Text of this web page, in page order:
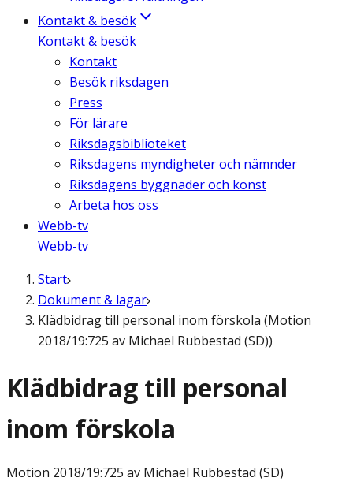
Kontakt & besök
Kontakt & besök
Kontakt
Besök riksdagen
Press
För lärare
Riksdagsbiblioteket
Riksdagens myndigheter och nämnder
Riksdagens byggnader och konst
Arbeta hos oss
Webb-tv
Webb-tv
Start
Dokument & lagar
Klädbidrag till personal inom förskola (Motion
2018/19:725 av Michael Rubbestad (SD))
Klädbidrag till personal
inom förskola
Motion 2018/19:725 av Michael Rubbestad (SD)